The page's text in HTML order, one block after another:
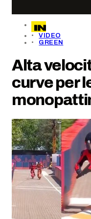
VIDEO
GREEN
Alta
curve per